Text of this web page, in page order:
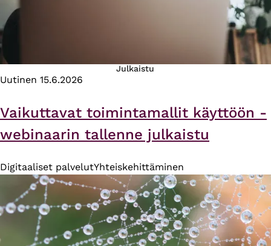
Julkaistu
Uutinen 15.6.2026
Vaikuttavat toimintamallit käyttöön -
webinaarin tallenne julkaistu
Digitaaliset palvelutYhteiskehittäminen